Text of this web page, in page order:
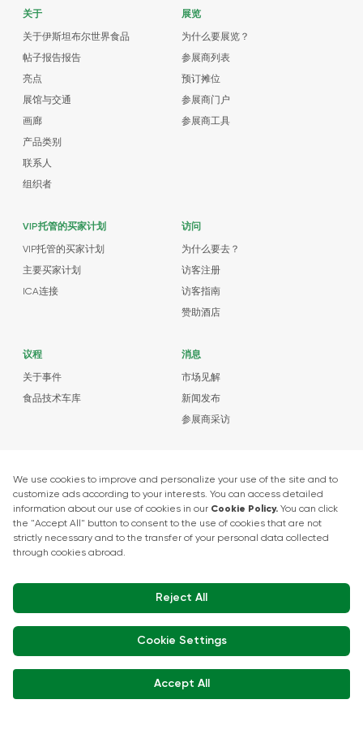
关于
关于伊斯坦布尔世界食品
帖子报告报告
亮点
展馆与交通
画廊
产品类别
联系人
组织者
展览
为什么要展览？
参展商列表
预订摊位
参展商门户
参展商工具
VIP托管的买家计划
VIP托管的买家计划
主要买家计划
ICA连接
访问
为什么要去？
访客注册
访客指南
赞助酒店
议程
关于事件
食品技术车库
消息
市场见解
新闻发布
参展商采访
+90 212 266 7010
info.turkey@icaevents.com.tr
社交网络
15 - 18 12月 2026 • TUYAP